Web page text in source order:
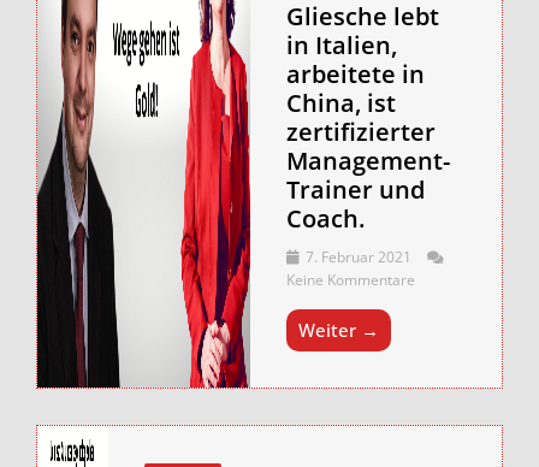
Gliesche lebt
in Italien,
arbeitete in
China, ist
zertifizierter
Management-
Trainer und
Coach.
7. Februar 2021
Keine Kommentare
Weiter →